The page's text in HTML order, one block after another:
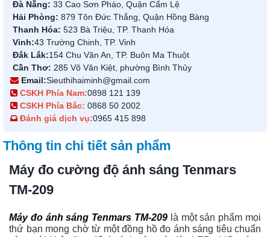
Đà Nẵng: 33 Cao Sơn Pháo, Quận Cẩm Lệ
Hải Phòng: 879 Tôn Đức Thắng, Quận Hồng Bàng
Thanh Hóa: 523 Bà Triệu, TP. Thanh Hóa
Vinh:43 Trường Chinh, TP. Vinh
Đắk Lắk:154 Chu Văn An, TP. Buôn Ma Thuột
Cần Thơ: 285 Võ Văn Kiệt, phường Bình Thủy
Email:Sieuthihaiminh@gmail.com
CSKH Phía Nam:0898 121 139
CSKH Phía Bắc: 0868 50 2002
Đánh giá dịch vụ:0965 415 898
Thông tin chi tiết sản phẩm
Máy đo cường độ ánh sáng Tenmars
TM-209
Máy đo ánh sáng Tenmars TM-209 là một sản phẩm mọi
thứ bạn mong chờ từ một đồng hồ đo ánh sáng tiêu chuẩn